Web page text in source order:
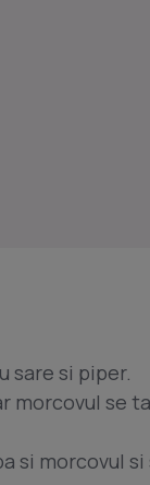
sare si piper.
morcovul se
si morcovul si